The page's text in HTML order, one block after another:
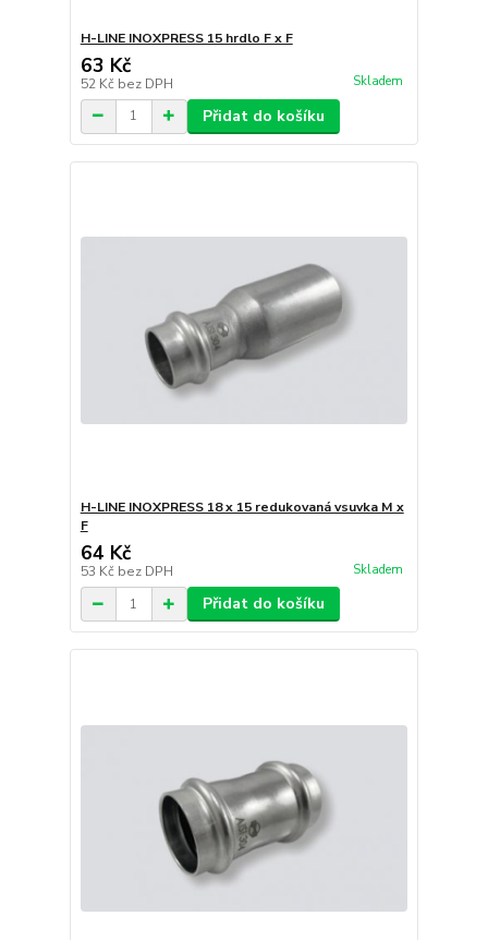
H-LINE INOXPRESS 15 hrdlo F x F
63 Kč
52 Kč bez DPH Skladem
Přidat do košíku
H-LINE INOXPRESS 18 x 15 redukovaná vsuvka M x
F
64 Kč
53 Kč bez DPH Skladem
Přidat do košíku